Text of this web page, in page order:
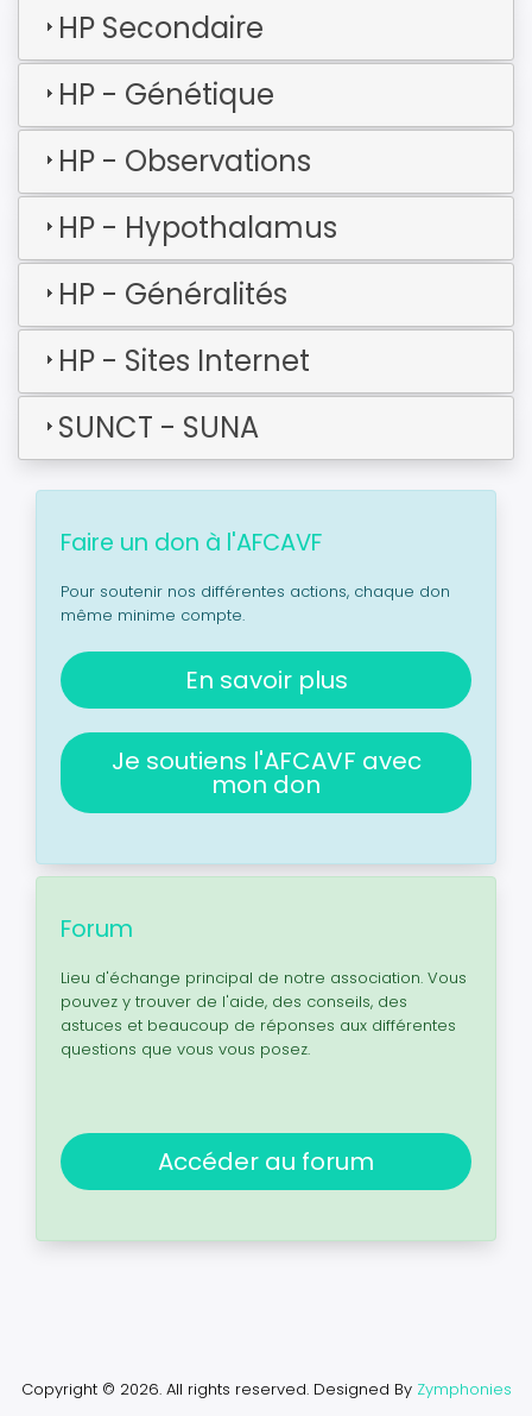
HP Secondaire
HP - Génétique
HP - Observations
HP - Hypothalamus
HP - Généralités
HP - Sites Internet
SUNCT - SUNA
Faire un don à l'AFCAVF
Pour soutenir nos différentes actions, chaque don
même minime compte.
En savoir plus
Je soutiens l'AFCAVF avec
mon don
Forum
Lieu d'échange principal de notre association. Vous
pouvez y trouver de l'aide, des conseils, des
astuces et beaucoup de réponses aux différentes
questions que vous vous posez.
Accéder au forum
Copyright © 2026. All rights reserved. Designed By Zymphonies